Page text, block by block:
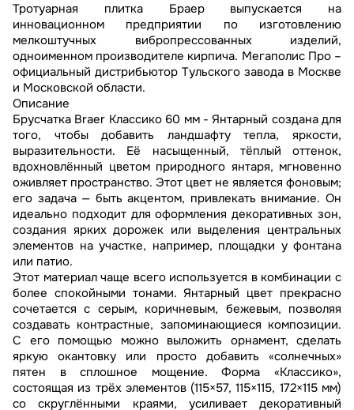
Тротуарная плитка Браер выпускается на
инновационном предприятии по изготовлению
мелкоштучных вибропрессованных изделий,
одноименном производителе кирпича. Мегаполис Про –
официальный дистрибьютор Тульского завода в Москве
и Московской области.
Описание
Брусчатка Braer Классико 60 мм - Янтарный создана для
того, чтобы добавить ландшафту тепла, яркости,
выразительности. Её насыщенный, тёплый оттенок,
вдохновлённый цветом природного янтаря, мгновенно
оживляет пространство. Этот цвет не является фоновым;
его задача — быть акцентом, привлекать внимание. Он
идеально подходит для оформления декоративных зон,
создания ярких дорожек или выделения центральных
элементов на участке, например, площадки у фонтана
или патио.
Этот материал чаще всего используется в комбинации с
более спокойными тонами. Янтарный цвет прекрасно
сочетается с серым, коричневым, бежевым, позволяя
создавать контрастные, запоминающиеся композиции.
С его помощью можно выложить орнамент, сделать
яркую окантовку или просто добавить «солнечных»
пятен в сплошное мощение. Форма «Классико»,
состоящая из трёх элементов (115×57, 115×115, 172×115 мм)
со скруглёнными краями, усиливает декоративный